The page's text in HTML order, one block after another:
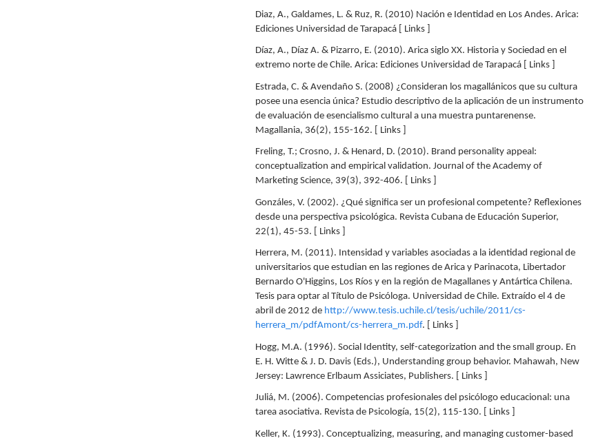
Diaz, A., Galdames, L. & Ruz, R. (2010) Nación e Identidad en Los Andes. Arica:
Ediciones Universidad de Tarapacá [ Links ]
Díaz, A., Díaz A. & Pizarro, E. (2010). Arica siglo XX. Historia y Sociedad en el
extremo norte de Chile. Arica: Ediciones Universidad de Tarapacá [ Links ]
Estrada, C. & Avendaño S. (2008) ¿Consideran los magallánicos que su cultura
posee una esencia única? Estudio descriptivo de la aplicación de un instrumento
de evaluación de esencialismo cultural a una muestra puntarenense.
Magallania, 36(2), 155-162. [ Links ]
Freling, T.; Crosno, J. & Henard, D. (2010). Brand personality appeal:
conceptualization and empirical validation. Journal of the Academy of
Marketing Science, 39(3), 392-406. [ Links ]
Gonzáles, V. (2002). ¿Qué significa ser un profesional competente? Reflexiones
desde una perspectiva psicológica. Revista Cubana de Educación Superior,
22(1), 45-53. [ Links ]
Herrera, M. (2011). Intensidad y variables asociadas a la identidad regional de
universitarios que estudian en las regiones de Arica y Parinacota, Libertador
Bernardo O'Higgins, Los Ríos y en la región de Magallanes y Antártica Chilena.
Tesis para optar al Título de Psicóloga. Universidad de Chile. Extraído el 4 de
abril de 2012 de http://www.tesis.uchile.cl/tesis/uchile/2011/cs-
herrera_m/pdfAmont/cs-herrera_m.pdf. [ Links ]
Hogg, M.A. (1996). Social Identity, self-categorization and the small group. En
E. H. Witte & J. D. Davis (Eds.), Understanding group behavior. Mahawah, New
Jersey: Lawrence Erlbaum Assiciates, Publishers. [ Links ]
Juliá, M. (2006). Competencias profesionales del psicólogo educacional: una
tarea asociativa. Revista de Psicología, 15(2), 115-130. [ Links ]
Keller, K. (1993). Conceptualizing, measuring, and managing customer-based